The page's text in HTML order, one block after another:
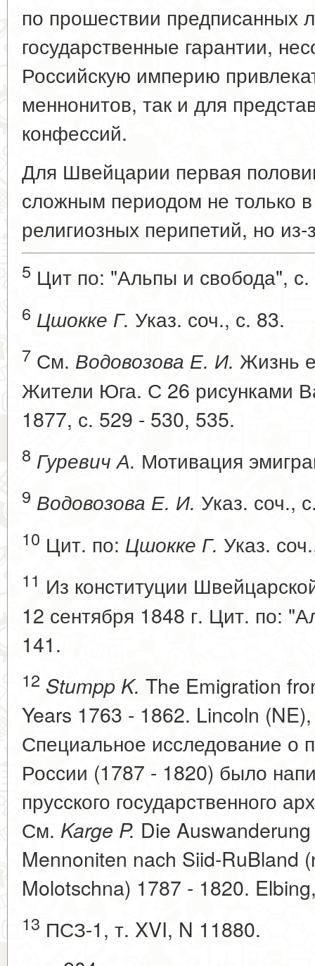
по прошествии предписанных
государственные гарантии,
Российскую империю
меннонитов, так и для
конфессий.
Для Швейцарии первая
сложным периодом не только
религиозных перипетий, но
5 Цит по: "Альпы и свобода",
6 Цшокке Г. Указ. соч., с. 83.
7 См. Водовозова Е. И. Жизнь
Жители Юга. С 26 рисунками
1877, с. 529 - 530, 535.
8 Гуревич А. Мотивация
9 Водовозова Е. И. Указ. соч.,
10 Цит. по: Цшокке Г. Указ.
11 Из конституции
12 сентября 1848 г. Цит. по:
141.
12 Stumpp K. The Emigration
Years 1763 - 1862. Lincoln
Специальное исследование о
России (1787 - 1820) было
прусского государственного
См. Karge P. Die
Mennoniten nach Siid-RuBland
Molotschna) 1787 - 1820.
13 ПСЗ-1, т. XVI, N 11880.